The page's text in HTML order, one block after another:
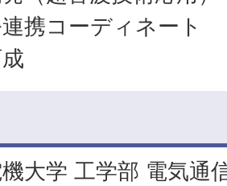
携コーディネート
大学 工学部 電気通